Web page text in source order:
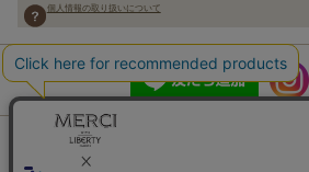
個人情報の取り扱いについて